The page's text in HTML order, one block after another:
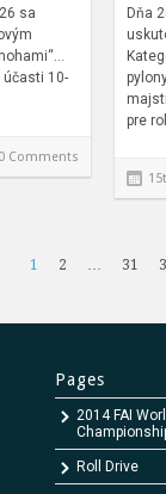
sa
účasti 10-
0 Comments
Dňa
pre
1 2 … 31
Pages
2014 FAI
Roll Drive